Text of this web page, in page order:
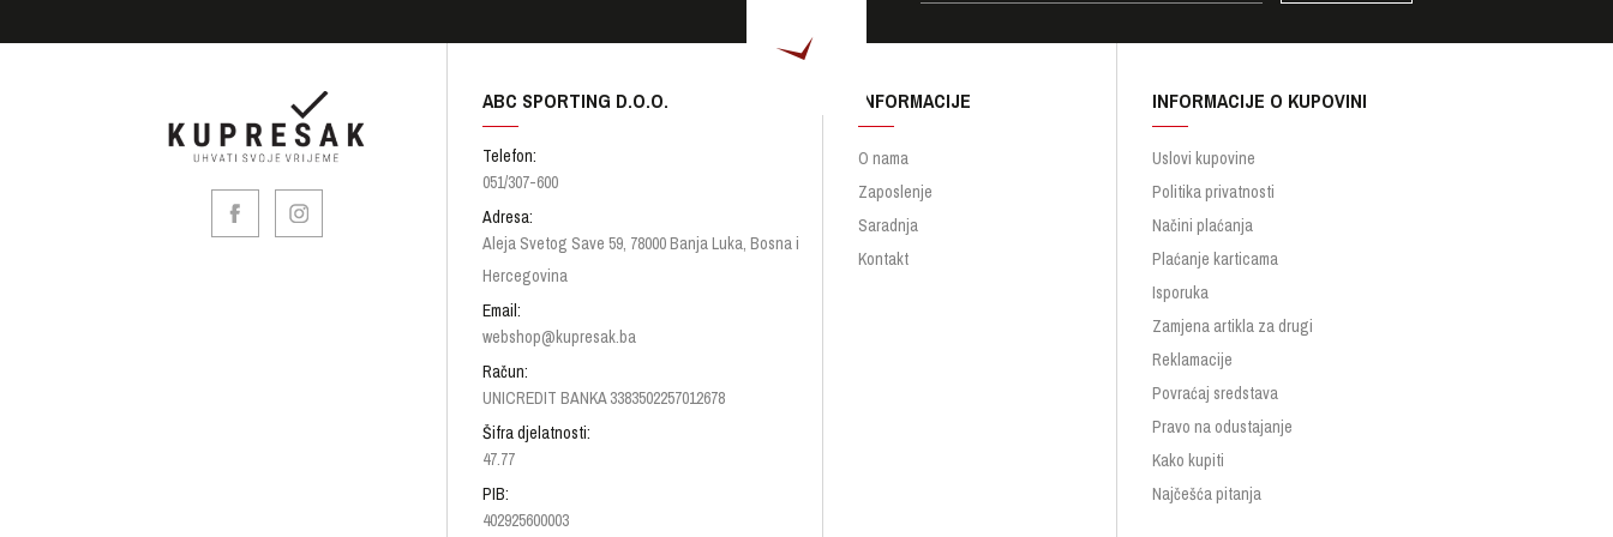
ABC SPORTING D.O.O.
Telefon:
051/307-600
Adresa:
Aleja Svetog Save 59, 78000 Banja Luka, Bosna i
Hercegovina
Email:
webshop@kupresak.ba
Račun:
UNICREDIT BANKA 3383502257012678
Šifra djelatnosti:
47.77
PIB:
402925600003
INFORMACIJE
O nama
Zaposlenje
Saradnja
Kontakt
INFORMACIJE O KUPOVINI
Uslovi kupovine
Politika privatnosti
Načini plaćanja
Plaćanje karticama
Isporuka
Zamjena artikla za drugi
Reklamacije
Povraćaj sredstava
Pravo na odustajanje
Kako kupiti
Najčešća pitanja